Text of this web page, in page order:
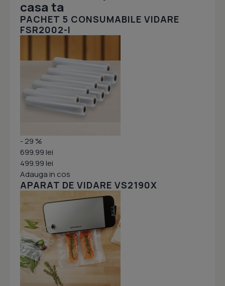
casa ta
PACHET 5 CONSUMABILE VIDARE
FSR2002-I
- 29 %
699.99 lei
499.99 lei
Adauga in cos
APARAT DE VIDARE VS2190X